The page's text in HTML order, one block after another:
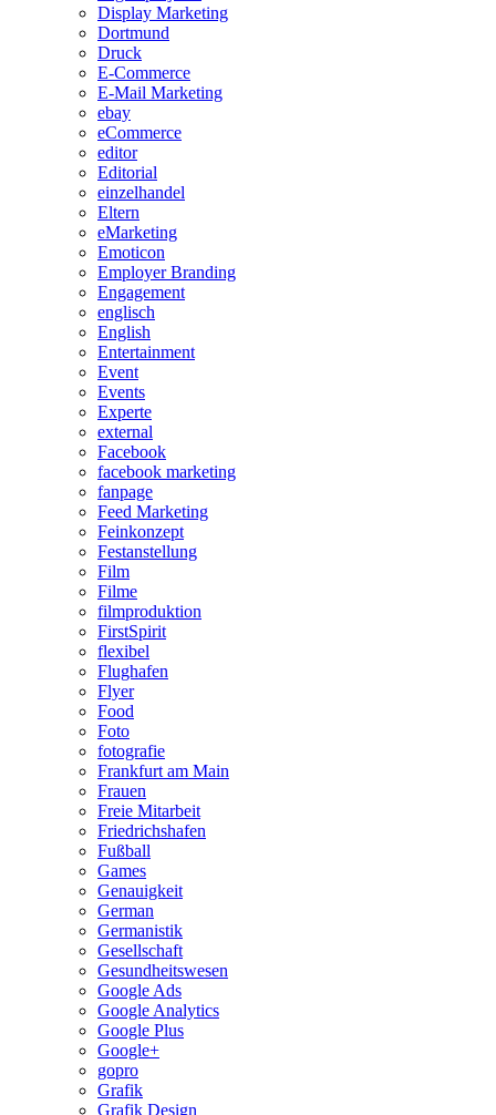
Display Marketing
Dortmund
Druck
E-Commerce
E-Mail Marketing
ebay
eCommerce
editor
Editorial
einzelhandel
Eltern
eMarketing
Emoticon
Employer Branding
Engagement
englisch
English
Entertainment
Event
Events
Experte
external
Facebook
facebook marketing
fanpage
Feed Marketing
Feinkonzept
Festanstellung
Film
Filme
filmproduktion
FirstSpirit
flexibel
Flughafen
Flyer
Food
Foto
fotografie
Frankfurt am Main
Frauen
Freie Mitarbeit
Friedrichshafen
Fußball
Games
Genauigkeit
German
Germanistik
Gesellschaft
Gesundheitswesen
Google Ads
Google Analytics
Google Plus
Google+
gopro
Grafik
Grafik Design